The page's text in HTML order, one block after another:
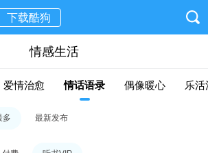
下载酷狗
情感生活
爱情治愈 情话语录 偶像暖心 乐
多 最新发布